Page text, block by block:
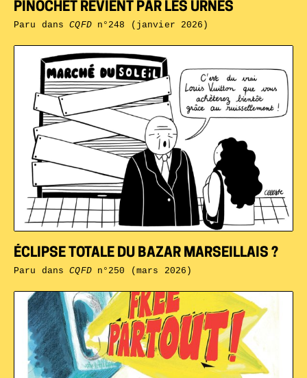
ÉCLIPSE TOTALE DU BAZAR MARSEILLAIS ?
Paru dansCQFDn°250 (mars 2026)
PINOCHET REVIENT PAR LES URNES
Paru dansCQFDn°248 (janvier 2026)